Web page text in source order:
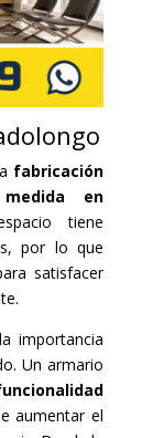
fabricación
en
tiene
por lo que
satisfacer
importancia
Un armario
aumentar el